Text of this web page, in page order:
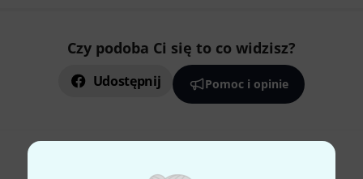
Czy podoba Ci się to co widzisz?
Udostępnij Pomoc i opinie